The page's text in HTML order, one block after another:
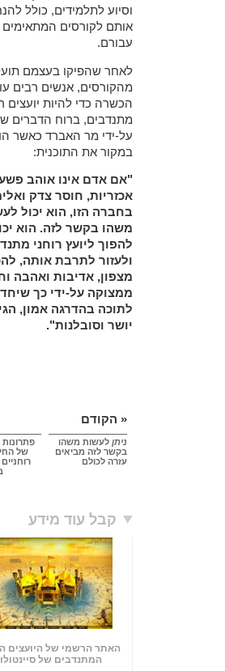
וסיוע לתלמידים, כולל
אותם לקורסים המתאימים
עבורם.
לאחר שהפיקו בעצמם
מהקורסים, אנשים רבים
הכשרה כדי להיות יועצים
מתנדבים, ברוח הדברים
על-ידי מר האברד כאשר
במקור את התוכנית:
"אם אדם אינו אוהב
אכזריות, חוסר צדק
בחברה הזו, הוא יכול
משהו בקשר לזה. הוא
להפוך ליועץ רוחני
ולעזור לתרבת אותה,
מצפון, אדיבות ואהבה
ממצוקה על-ידי כך
לתוכה בהדרגה אמון,
יושר וסובלנות".
« הקודם
ניתן לעשות משהו
בקשר לזה מביאים
עזרה לכולם
של
קבל עוד מידע
האתר הרשמי של היועצים
המתנדבים של